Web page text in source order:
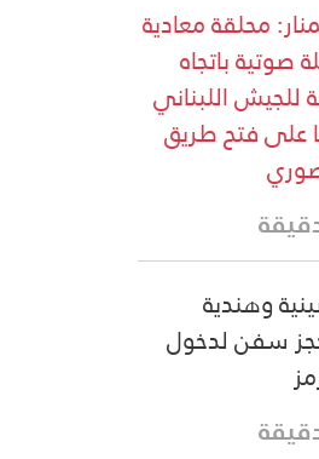
محلقة معادية
صوتية باتجاه
للجيش اللبناني
على فتح طريق
وهندية
سفن لدخول